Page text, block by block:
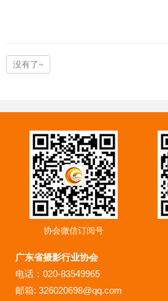
没有了~
协会微信订阅号
广东省摄影行业协会
电话：020-83549965
邮箱: 326020698@qq.com